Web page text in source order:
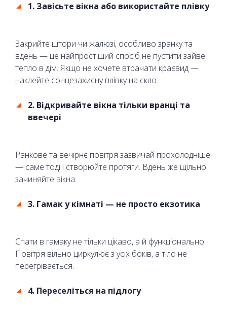
1. Завісьте вікна або використайте плівку
Закрийте штори чи жалюзі, особливо зранку та
вдень — це найпростіший спосіб не пустити зайве
тепло в дім. Якщо не хочете втрачати краєвид —
наклейте сонцезахисну плівку на скло.
2. Відкривайте вікна тільки вранці та
ввечері
Ранкове та вечірнє повітря зазвичай прохолодніше
— саме тоді і створюйте протяги. Вдень же щільно
зачиняйте вікна.
3. Гамак у кімнаті — не просто екзотика
Спати в гамаку не тільки цікаво, а й функціонально.
Повітря вільно циркулює з усіх боків, а тіло не
перегрівається.
4. Переселіться на підлогу